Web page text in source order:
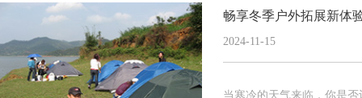
畅享冬季户外拓展新体
2024-11-15
当寒冷的天气来临，你是